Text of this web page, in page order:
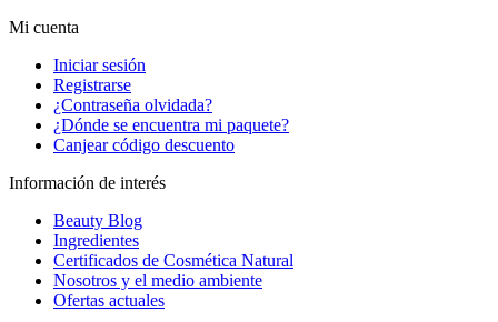
Mi cuenta
Iniciar sesión
Registrarse
¿Contraseña olvidada?
¿Dónde se encuentra mi paquete?
Canjear código descuento
Información de interés
Beauty Blog
Ingredientes
Certificados de Cosmética Natural
Nosotros y el medio ambiente
Ofertas actuales